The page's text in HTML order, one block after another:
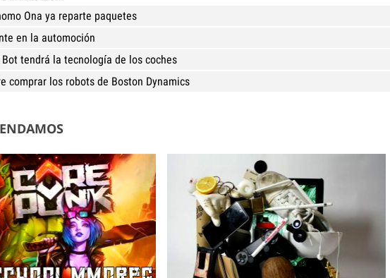
Ona ya reparte paquetes
en la automoción
Bot tendrá la tecnología de los coches
comprar los robots de Boston Dynamics